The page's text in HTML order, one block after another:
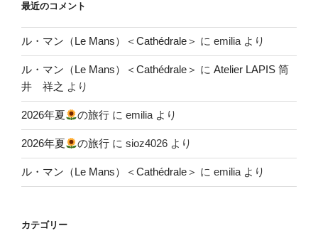
最近のコメント
ル・マン（Le Mans）＜Cathédrale＞ に emilia より
ル・マン（Le Mans）＜Cathédrale＞ に Atelier LAPIS 筒
井 祥之 より
2026年夏 の旅行 にemilia より
2026年夏 の旅行 にsioz4026 より
ル・マン（Le Mans）＜Cathédrale＞ に emilia より
カテゴリー